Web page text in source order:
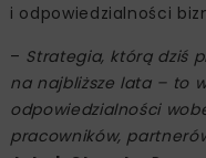
i odpowiedzialności
– Strategia, którą dziś
na najbliższe lata – to
odpowiedzialności
pracowników,